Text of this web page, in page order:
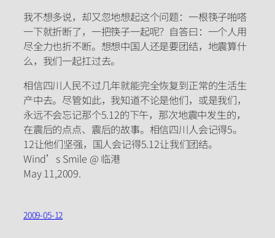
我不想多说，却又忽地想起这个问题：一根筷子啪嗒
一下就折断了，一把筷子一起呢？自答曰：一个人用
尽全力也折不断。想想中国人还是要团结，地震算什
么，我们一起扛过去。
相信四川人民不过几年就能完全恢复到正常的生活生
产中去。尽管如此，我知道不论是他们，或是我们，
永远不会忘记那个5.12的下午，那次地震中发生的，
在震后的点点、震后的故事。相信四川人会记得5。
12让他们坚强，国人会记得5.12让我们团结。
Wind’s Smile @ 临港
May 11,2009.
2009-05-12